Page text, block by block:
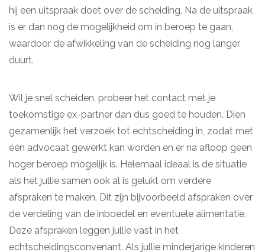
hij een uitspraak doet over de scheiding. Na de uitspraak
is er dan nog de mogelijkheid om in beroep te gaan,
waardoor de afwikkeling van de scheiding nog langer
duurt.
Wil je snel scheiden, probeer het contact met je
toekomstige ex-partner dan dus goed te houden. Dien
gezamenlijk het verzoek tot echtscheiding in, zodat met
één advocaat gewerkt kan worden en er na afloop geen
hoger beroep mogelijk is. Helemaal ideaal is de situatie
als het jullie samen ook al is gelukt om verdere
afspraken te maken. Dit zijn bijvoorbeeld afspraken over
de verdeling van de inboedel en eventuele alimentatie.
Deze afspraken leggen jullie vast in het
echtscheidingsconvenant. Als jullie minderjarige kinderen